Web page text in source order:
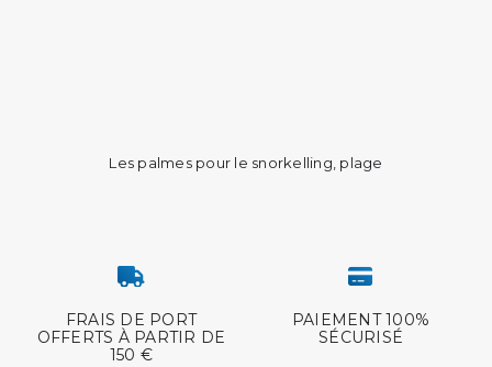
Les palmes pour le snorkelling, plage
FRAIS DE PORT
OFFERTS À PARTIR DE
150 €
PAIEMENT 100%
SÉCURISÉ